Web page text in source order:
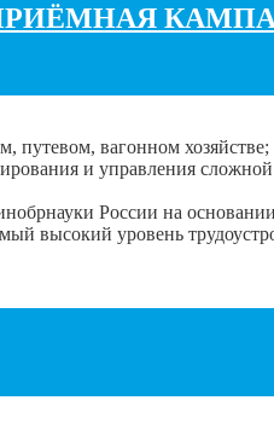
ПРИЁМНАЯ
путевом, вагонном хозяйстве;
и управления
России на
высокий уровень